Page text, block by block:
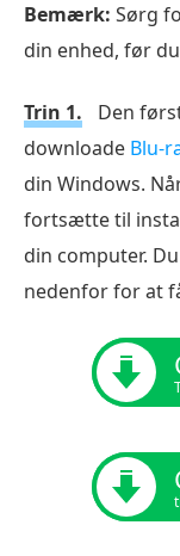
Bemærk: Sørg
din enhed, før
Trin 1.
Den
downloade Blu-
din Windows.
fortsætte til
din computer.
nedenfor for at